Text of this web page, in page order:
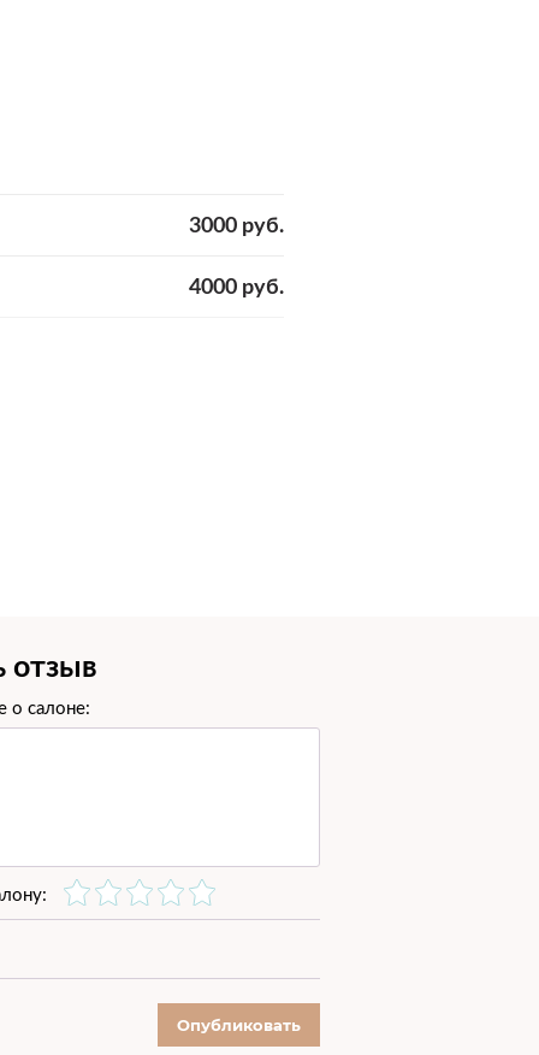
3000 руб.
4000 руб.
2500 руб.
3500 руб.
отзыв
о салоне:
Опубликовать